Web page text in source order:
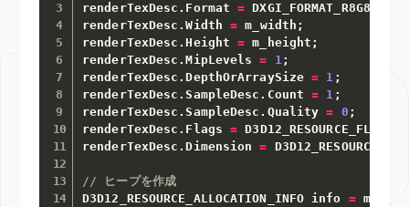
renderTexDesc . Format =
renderTexDesc .Width = m_width ;
renderTexDesc .Height = m_height ;
renderTexDesc .MipLevels = 1;
renderTexDesc .DepthOrArraySize = 1 ;
renderTexDesc .SampleDesc . Count = 1 ;
renderTexDesc .SampleDesc . Quality = 0 ;
renderTexDesc . Flags =
renderTexDesc .Dimension =
// ヒープを作成
D3D12_RESOURCE_ALLOCATION_INFO info =